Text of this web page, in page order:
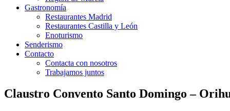
Gastronomía
Restaurantes Madrid
Restaurantes Castilla y León
Enoturismo
Senderismo
Contacto
Contacta con nosotros
Trabajamos juntos
Claustro Convento Santo Domingo –